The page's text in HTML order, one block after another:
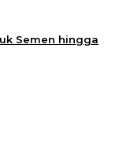
Semen hingga